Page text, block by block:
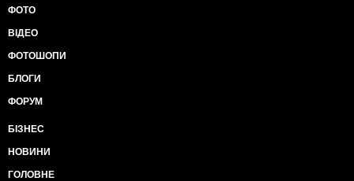
ФОТО
ВІДЕО
ФОТОШОПИ
БЛОГИ
ФОРУМ
БІЗНЕС
НОВИНИ
ГОЛОВНЕ